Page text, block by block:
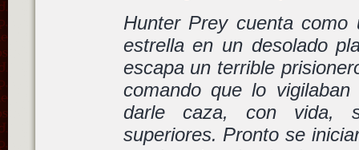
Hunter Prey cuenta como
estrella en un desolado
escapa un terrible
comando que lo
darle caza, con vida,
superiores. Pronto se